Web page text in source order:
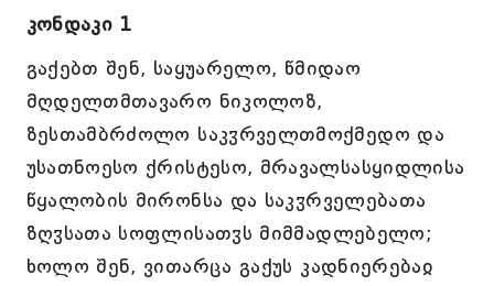
კონდაკი 1
გაქებთ შენ, საყუარელო, წმიდაო
მღდელთმთავარო ნიკოლოზ,
ზესთამბრძოლო საკჳრველთმოქმედო და
უსათნოესო ქრისტესო, მრავალსასყიდლისა
წყალობის მირონსა და საკჳრველებათა
ზღჳსათა სოფლისათჳს მიმმადლებელო;
ხოლო შენ, ვითარცა გაქუს კადნიერებაჲ